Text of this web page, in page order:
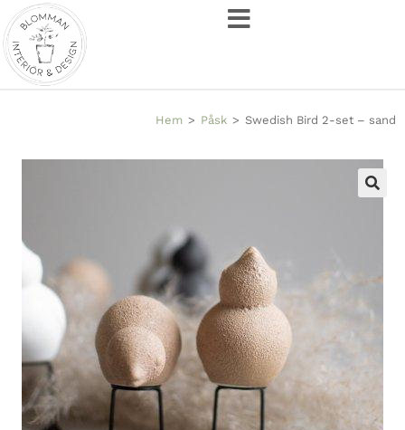
Hem > Påsk > Swedish Bird 2-set – sand